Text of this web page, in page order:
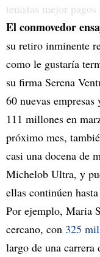
El conmovedor
su retiro inminente
como le gustaría
su firma Serena
60 nuevas
111 millones en
próximo mes,
casi una docena de
Michelob Ultra, y
ellas continúen
Por ejemplo, Maria
cercano, con 325
largo de una carrera